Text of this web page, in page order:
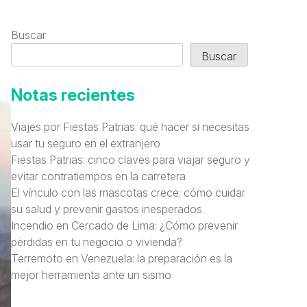
Buscar
Buscar
Notas recientes
Viajes por Fiestas Patrias: qué hacer si necesitas
usar tu seguro en el extranjero
Fiestas Patrias: cinco claves para viajar seguro y
evitar contratiempos en la carretera
El vínculo con las mascotas crece: cómo cuidar
su salud y prevenir gastos inesperados
Incendio en Cercado de Lima: ¿Cómo prevenir
pérdidas en tu negocio o vivienda?
Terremoto en Venezuela: la preparación es la
mejor herramienta ante un sismo